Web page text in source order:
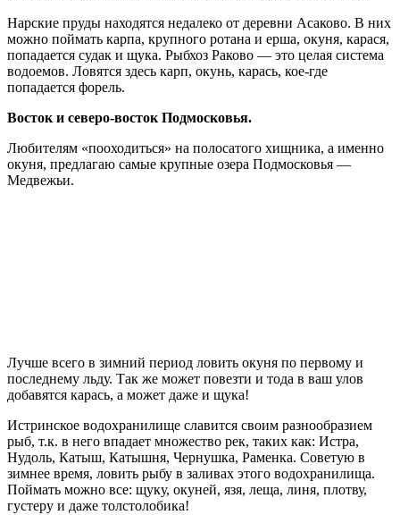
Нарские пруды находятся недалеко от деревни Асаково. В них
можно поймать карпа, крупного ротана и ерша, окуня, карася,
попадается судак и щука. Рыбхоз Раково — это целая система
водоемов. Ловятся здесь карп, окунь, карась, кое-где
попадается форель.
Восток и северо-восток Подмосковья.
Любителям «пооходиться» на полосатого хищника, а именно
окуня, предлагаю самые крупные озера Подмосковья —
Медвежьи.
Лучше всего в зимний период ловить окуня по первому и
последнему льду. Так же может повезти и тода в ваш улов
добавятся карась, а может даже и щука!
Истринское водохранилище славится своим разнообразием
рыб, т.к. в него впадает множество рек, таких как: Истра,
Нудоль, Катыш, Катышня, Чернушка, Раменка. Советую в
зимнее время, ловить рыбу в заливах этого водохранилища.
Поймать можно все: щуку, окуней, язя, леща, линя, плотву,
густеру и даже толстолобика!